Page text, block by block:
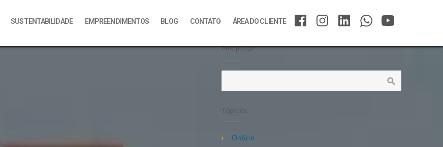
SUSTENTABILIDADE EMPREENDIMENTOS BLOG CONTATO ÁREA DO CLIENTE
Pesquisar
Tópicos
Online